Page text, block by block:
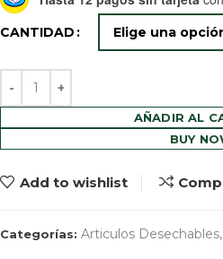
CANTIDAD
AÑADIR AL
BUY
Add to wishlist
Categorías: Articulos Desechables,